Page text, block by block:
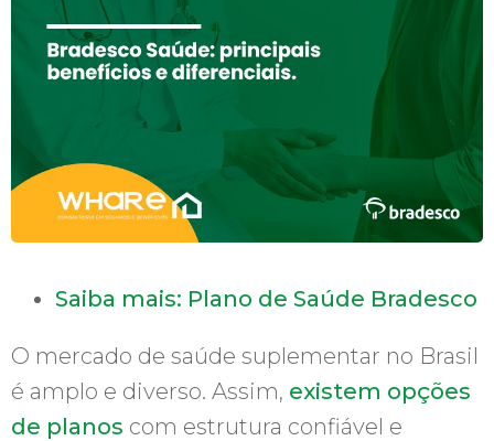
Saiba mais: Plano de Saúde Bradesco
O mercado de saúde suplementar no Brasil
é amplo e diverso. Assim, existem opções
de planos com estrutura confiável e